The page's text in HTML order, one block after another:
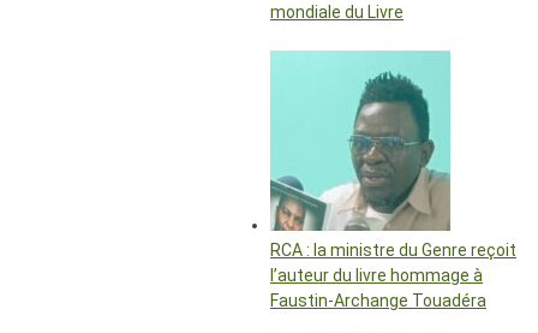
mondiale du Livre
RCA : la ministre du Genre reçoit
l’auteur du livre hommage à
Faustin-Archange Touadéra